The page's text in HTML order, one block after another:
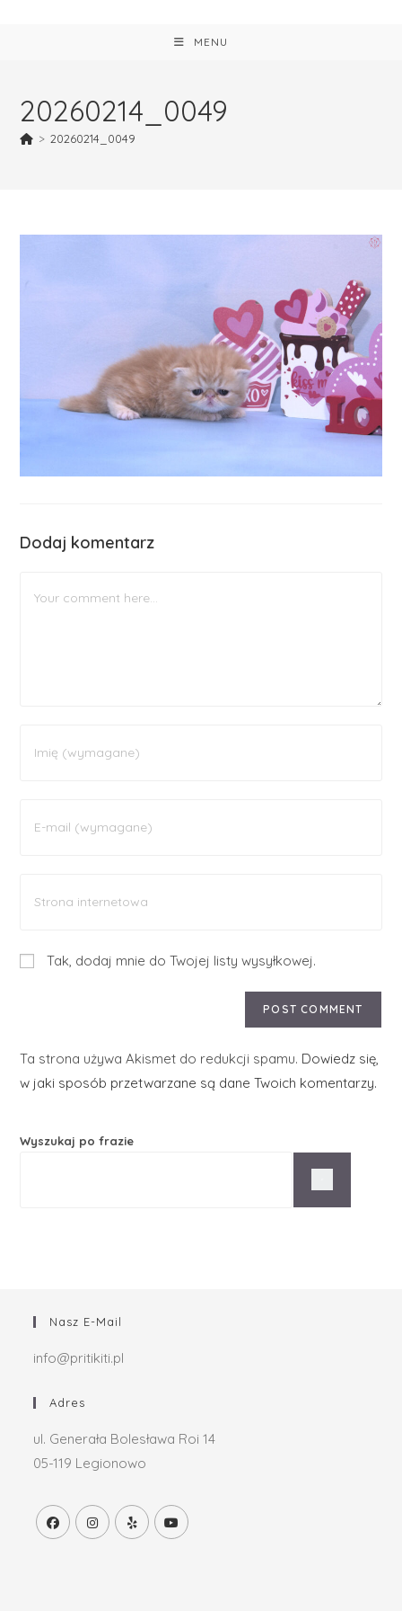
MENU
20260214_0049
> 20260214_0049
Dodaj komentarz
Tak, dodaj mnie do Twojej listy wysyłkowej.
Ta strona używa Akismet do redukcji spamu. Dowiedz się,
w jaki sposób przetwarzane są dane Twoich komentarzy.
Wyszukaj po frazie
Nasz E-Mail
info@pritikiti.pl
Adres
ul. Generała Bolesława Roi 14
05-119 Legionowo